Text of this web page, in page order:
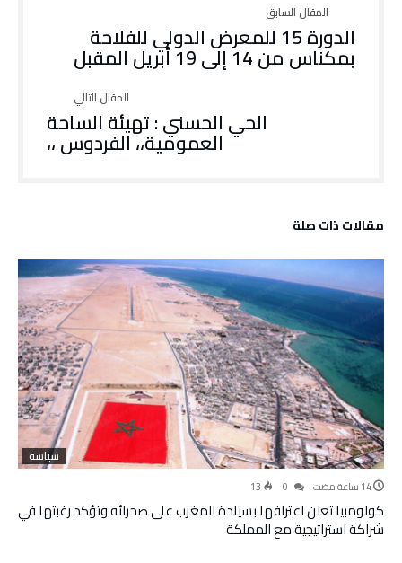
الدورة 15 للمعرض الدولي للفلاحة
بمكناس من 14 إلى 19 أبريل المقبل
الحي الحسني : تهيئة الساحة
العمومية،، الفردوس ،،
‫مقالات ذات صلة‬
سياسة
13
كولومبيا تعلن اعترافها بسيادة المغرب على صحرائه وتؤكد رغبتها في
شراكة استراتيجية مع المملكة